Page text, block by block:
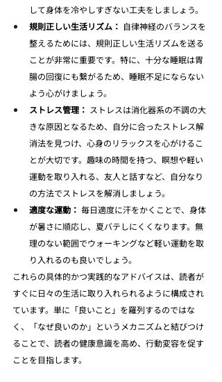
して身体を冷やしすぎない工夫をしましょう。
規則正しい生活リズム： 自律神経のバランスを
整えるためには、規則正しい生活リズムを送る
ことが非常に重要です。特に、十分な睡眠は胃
腸の回復にも繋がるため、睡眠不足にならない
よう心がけましょう。
ストレス管理： ストレスは消化器系の不調の大
きな原因となるため、自分に合ったストレス解
消法を見つけ、心身のリラックスを心がけるこ
とが大切です。趣味の時間を持つ、瞑想や軽い
運動を取り入れる、友人と話すなど、自分なり
の方法でストレスを解消しましょう。
適度な運動： 毎日適度に汗をかくことで、身体
が暑さに順応し、夏バテしにくくなります。無
理のない範囲でウォーキングなど軽い運動を取
り入れるのも良いでしょう。
これらの具体的かつ実践的なアドバイスは、読者が
すぐに日々の生活に取り入れられるように構成され
ています。単に「良いこと」を羅列するのではな
く、「なぜ良いのか」というメカニズムと結びつけ
ることで、読者の健康意識を高め、行動変容を促す
ことを目指します。